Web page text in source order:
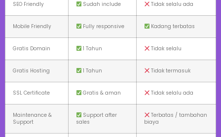
SEO Friendly Sudah include Tidak selalu ada
Mobile Friendly Fully responsive Kadang terbatas
Gratis Domain 1 Tahun Tidak selalu
Gratis Hosting 1 Tahun Tidak termasuk
SSL Certificate Gratis & aman Tidak selalu ada
Maintenance &
Support
Support after
sales
Terbatas / tambahan
biaya